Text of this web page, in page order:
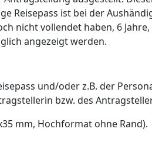
Reisepass ist bei der
nicht vollendet haben, 6
angezeigt werden.
und/oder z.B. der
bzw. des
mm, Hochformat ohne Rand).